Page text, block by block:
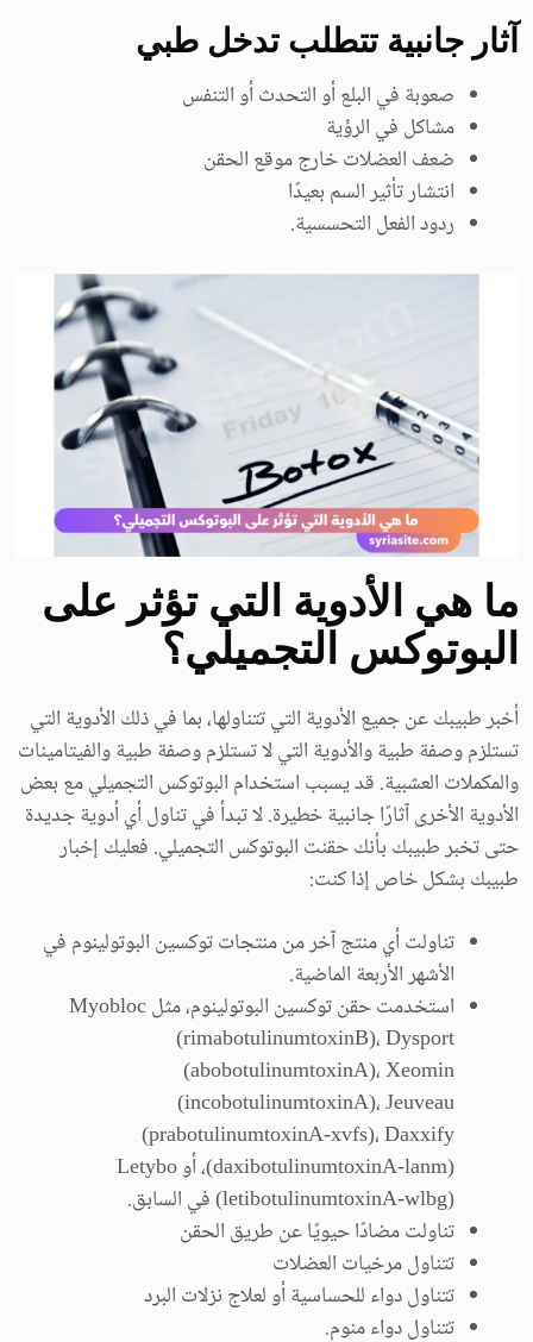
آثار جانبية تتطلب تدخل طبي
صعوبة في البلع أو التحدث أو التنفس
مشاكل في الرؤية
ضعف العضلات خارج موقع الحقن
انتشار تأثير السم بعيدًا
ردود الفعل التحسسية.
ما هي الأدوية التي تؤثر على
البوتوكس التجميلي؟
أخبر طبيبك عن جميع الأدوية التي تتناولها، بما في ذلك الأدوية التي
تستلزم وصفة طبية والأدوية التي لا تستلزم وصفة طبية والفيتامينات
والمكملات العشبية. قد يسبب استخدام البوتوكس التجميلي مع بعض
الأدوية الأخرى آثارًا جانبية خطيرة. لا تبدأ في تناول أي أدوية جديدة
حتى تخبر طبيبك بأنك حقنت البوتوكس التجميلي. فعليك إخبار
طبيبك بشكل خاص إذا كنت:
تناولت أي منتج آخر من منتجات توكسين البوتولينوم في
الأشهر الأربعة الماضية.
استخدمت حقن توكسين البوتولينوم، مثل Myobloc
(rimabotulinumtoxinB)، Dysport
(abobotulinumtoxinA)، Xeomin
(incobotulinumtoxinA)، Jeuveau
(prabotulinumtoxinA-xvfs)، Daxxify
(daxibotulinumtoxinA-lanm)، أو Letybo
(letibotulinumtoxinA-wlbg) في السابق.
تناولت مضادًا حيويًا عن طريق الحقن
تتناول مرخيات العضلات
تتناول دواء للحساسية أو لعلاج نزلات البرد
تتناول دواء منوم.